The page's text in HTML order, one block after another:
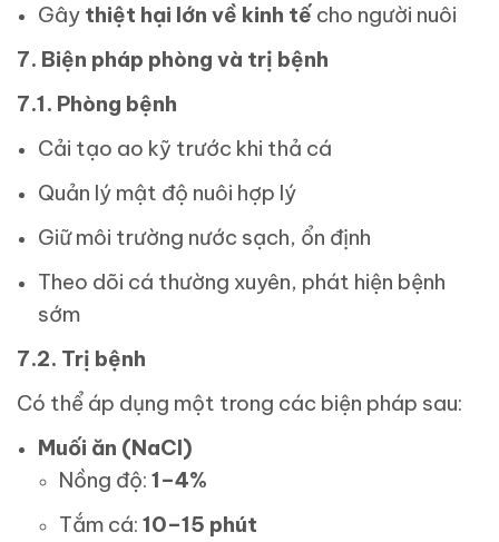
Gây thiệt hại lớn về kinh tế cho người nuôi
7. Biện pháp phòng và trị bệnh
7.1. Phòng bệnh
Cải tạo ao kỹ trước khi thả cá
Quản lý mật độ nuôi hợp lý
Giữ môi trường nước sạch, ổn định
Theo dõi cá thường xuyên, phát hiện bệnh
sớm
7.2. Trị bệnh
Có thể áp dụng một trong các biện pháp sau:
Muối ăn (NaCl)
Nồng độ:1–4%
Tắm cá:10–15 phút